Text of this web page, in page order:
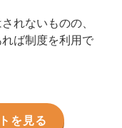
れないものの、
ば制度を利用で
を見る